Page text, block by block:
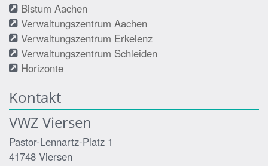
Bistum Aachen
Verwaltungszentrum Aachen
Verwaltungszentrum Erkelenz
Verwaltungszentrum Schleiden
Horizonte
Kontakt
VWZ Viersen
Pastor-Lennartz-Platz 1
41748 Viersen